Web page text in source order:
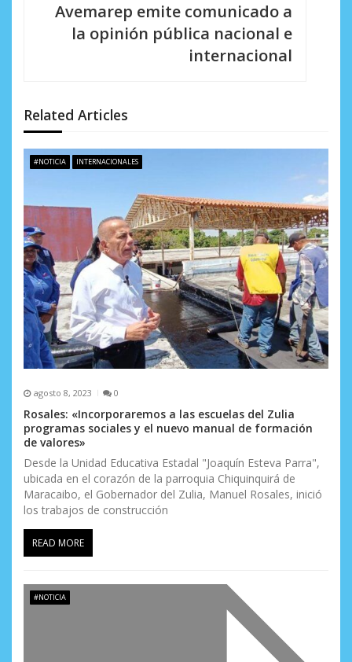
e
n
r
a
d
a
s
Avemarep emite comunicado a
la opinión pública nacional e
internacional
Related Articles
#NOTICIA INTERNACIONALES
agosto 8, 2023 0
Rosales: «Incorporaremos a las escuelas del Zulia
programas sociales y el nuevo manual de formación
de valores»
Desde la Unidad Educativa Estadal "Joaquín Esteva Parra",
ubicada en el corazón de la parroquia Chiquinquirá de
Maracaibo, el Gobernador del Zulia, Manuel Rosales, inició
los trabajos de construcción
READ MORE
#NOTICIA